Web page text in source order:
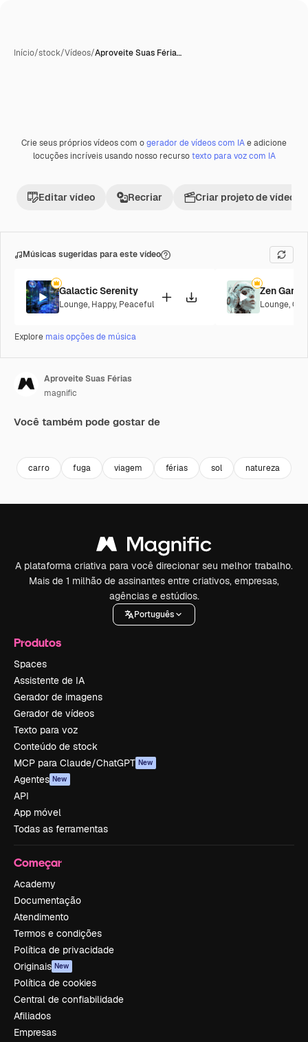
Início/stock/Vídeos/Aproveite Suas Féria…
Crie seus próprios vídeos com ogerador de vídeos com IAe adicione
locuções incríveis usando nosso recursotexto para voz com IA
Editar vídeo Recriar Criar projeto de vídeo
Músicas sugeridas para este vídeo
Galactic Serenity
Lounge, Happy, Peaceful
Zen
Lounge,
Explore mais opções de música
Aproveite Suas Férias
magnific
Você também pode gostar de
carro fuga viagem férias sol natureza
A plataforma criativa para você direcionar seu melhor trabalho.
Mais de 1 milhão de assinantes entre criativos, empresas,
agências e estúdios.
Português
Produtos
Spaces
Assistente de IA
Gerador de imagens
Gerador de vídeos
Texto para voz
Conteúdo de stock
MCP para Claude/ChatGPT New
Agentes New
API
App móvel
Todas as ferramentas
Começar
Academy
Documentação
Atendimento
Termos e condições
Política de privacidade
Originais New
Política de cookies
Central de confiabilidade
Afiliados
Empresas